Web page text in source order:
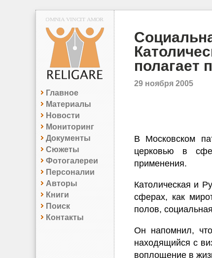
Главное
Материалы
Новости
Мониторинг
Документы
Сюжеты
Фотогалереи
Персоналии
Авторы
Книги
Поиск
Контакты
полагает
29 ноября 2005
В Московском
церковью в
применения.
Католическая и
сферах, как
полов,
Он напомнил,
находящийся с
воплощение в